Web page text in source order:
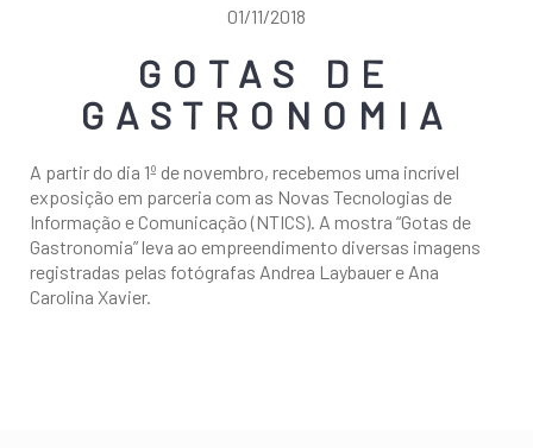
01/11/2018
GOTAS DE
GASTRONOMIA
A partir do dia 1º de novembro, recebemos uma incrível
exposição em parceria com as Novas Tecnologias de
Informação e Comunicação (NTICS). A mostra “Gotas de
Gastronomia” leva ao empreendimento diversas imagens
registradas pelas fotógrafas Andrea Laybauer e Ana
Carolina Xavier.